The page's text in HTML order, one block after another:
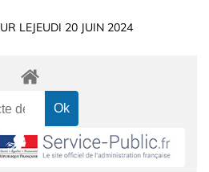
LEJEUDI 20 JUIN 2024